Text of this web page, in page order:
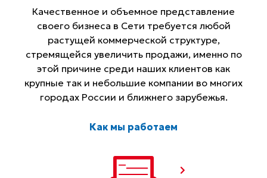
Качественное и объемное представление
своего бизнеса в Сети требуется любой
растущей коммерческой структуре,
стремящейся увеличить продажи, именно по
этой причине среди наших клиентов как
крупные так и небольшие компании во многих
городах России и ближнего зарубежья.
Как мы работаем